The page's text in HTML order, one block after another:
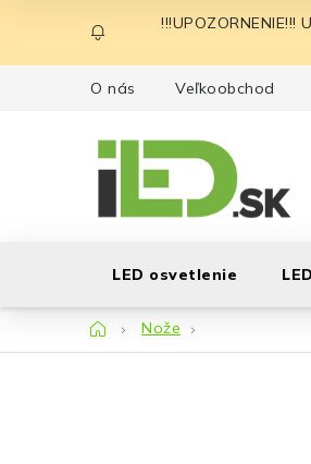
obsah
O nás Veľkoobchod
LED osvetlenie
DomovNože